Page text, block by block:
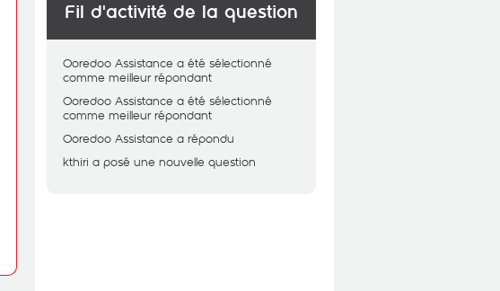
Fil d'activité de la question
Ooredoo Assistance a été sélectionné
comme meilleur répondant
Ooredoo Assistance a été sélectionné
comme meilleur répondant
Ooredoo Assistance a répondu
kthiri a posé une nouvelle question